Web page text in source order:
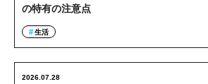
の特有の注意点
生活
2026.07.28